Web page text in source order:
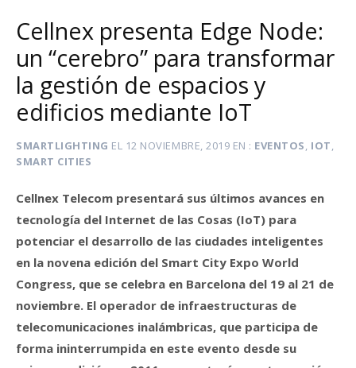
Cellnex presenta Edge Node:
un “cerebro” para transformar
la gestión de espacios y
edificios mediante IoT
SMARTLIGHTING EL 12 NOVIEMBRE, 2019 EN EVENTOS, IOT,
SMART CITIES
Cellnex Telecom presentará sus últimos avances en
tecnología del Internet de las Cosas (IoT) para
potenciar el desarrollo de las ciudades inteligentes
en la novena edición del Smart City Expo World
Congress, que se celebra en Barcelona del 19 al 21 de
noviembre. El operador de infraestructuras de
telecomunicaciones inalámbricas, que participa de
forma ininterrumpida en este evento desde su